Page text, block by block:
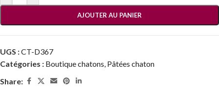
AJOUTER AU PANIER
UGS :CT-D367
Catégories : Boutique chatons, Pâtées chaton
Share: